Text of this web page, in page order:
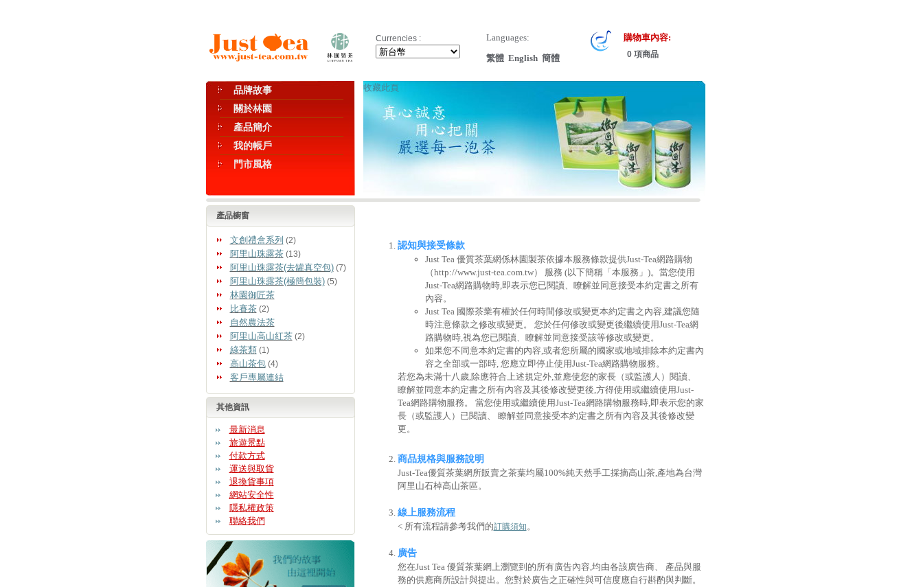
Currencies :
Languages:
繁體 English 簡體
購物車內容:
0 項商品
品牌故事
關於林園
產品簡介
我的帳戶
門市風格
收藏此頁
產品櫥窗
文創禮盒系列 (2)
阿里山珠露茶(13)
阿里山珠露茶(去罐真空包)(7)
阿里山珠露茶(極簡包裝)(5)
林園御匠茶
比賽茶(2)
自然農法茶
阿里山高山紅茶(2)
綠茶類 (1)
高山茶包(4)
客戶專屬連結
其他資訊
最新消息
旅遊景點
付款方式
運送與取貨
退換貨事項
網站安全性
隱私權政策
聯絡我們
認知與接受條款
Just Tea 優質茶葉網係林園製茶依據本服務條款提供Just-Tea網路購物
（http://www.just-tea.com.tw） 服務 (以下簡稱「本服務」)。當您使用
Just-Tea網路購物時,即表示您已閱讀、瞭解並同意接受本約定書之所有
內容。
Just Tea 國際茶業有權於任何時間修改或變更本約定書之內容,建議您隨
時注意條款之修改或變更。 您於任何修改或變更後繼續使用Just-Tea網
路購物時,視為您已閱讀、瞭解並同意接受該等修改或變更。
如果您不同意本約定書的內容,或者您所屬的國家或地域排除本約定書內
容之全部或一部時, 您應立即停止使用Just-Tea網路購物服務。
若您為未滿十八歲,除應符合上述規定外,並應使您的家長（或監護人）閱讀、
瞭解並同意本約定書之所有內容及其後修改變更後,方得使用或繼續使用Just-
Tea網路購物服務。 當您使用或繼續使用Just-Tea網路購物服務時,即表示您的家
長（或監護人）已閱讀、 瞭解並同意接受本約定書之所有內容及其後修改變
更。
商品規格與服務說明
Just-Tea優質茶葉網所販賣之茶葉均屬100%純天然手工採摘高山茶,產地為台灣
阿里山石棹高山茶區。
線上服務流程
< 所有流程請參考我們的訂購須知。
廣告
您在Just Tea 優質茶葉網上瀏覽到的所有廣告內容,均由各該廣告商、 產品與服
務的供應商所設計與提出。您對於廣告之正確性與可信度應自行斟酌與判斷。